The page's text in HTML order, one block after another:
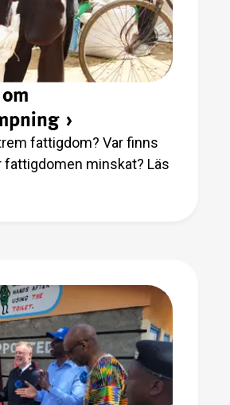
›
fattigdom? Var finns
minskat? Läs